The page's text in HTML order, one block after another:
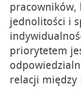
pracowników,
jednolitości i
priorytetem
relacji